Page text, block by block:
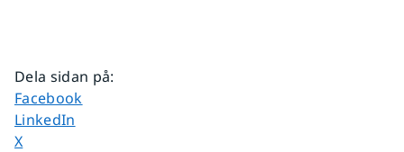
Dela sidan på:
Dela sidan på
Facebook
Dela sidan på
LinkedIn
Dela sidan på
X